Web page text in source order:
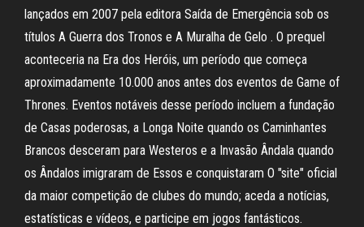
lançados em 2007 pela editora Saída de Emergência sob os
títulos A Guerra dos Tronos e A Muralha de Gelo . O prequel
aconteceria na Era dos Heróis, um período que começa
aproximadamente 10.000 anos antes dos eventos de Game of
Thrones. Eventos notáveis desse período incluem a fundação
de Casas poderosas, a Longa Noite quando os Caminhantes
Brancos desceram para Westeros e a Invasão Ândala quando
os Ândalos imigraram de Essos e conquistaram O "site" oficial
da maior competição de clubes do mundo; aceda a notícias,
estatísticas e vídeos, e participe em jogos fantásticos.